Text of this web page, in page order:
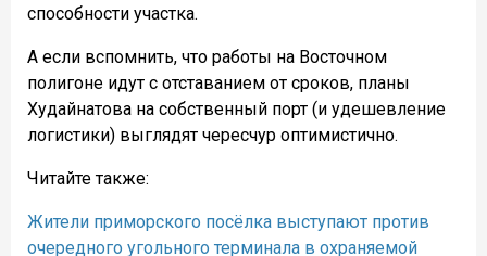
способности участка.
А если вспомнить, что работы на Восточном
полигоне идут с отставанием от сроков, планы
Худайнатова на собственный порт (и удешевление
логистики) выглядят чересчур оптимистично.
Читайте также:
Жители приморского посёлка выступают против
очередного угольного терминала в охраняемой